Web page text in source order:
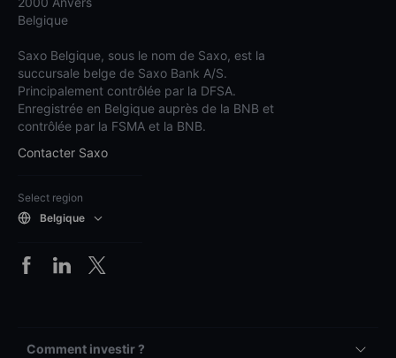
Belgique
Saxo Belgique, sous le nom de Saxo, est la
succursale belge de Saxo Bank A/S.
Principalement contrôlée par la DFSA.
Enregistrée en Belgique auprès de la BNB et
contrôlée par la FSMA et la BNB.
Contacter Saxo
Select region
Belgique
Comment investir ?